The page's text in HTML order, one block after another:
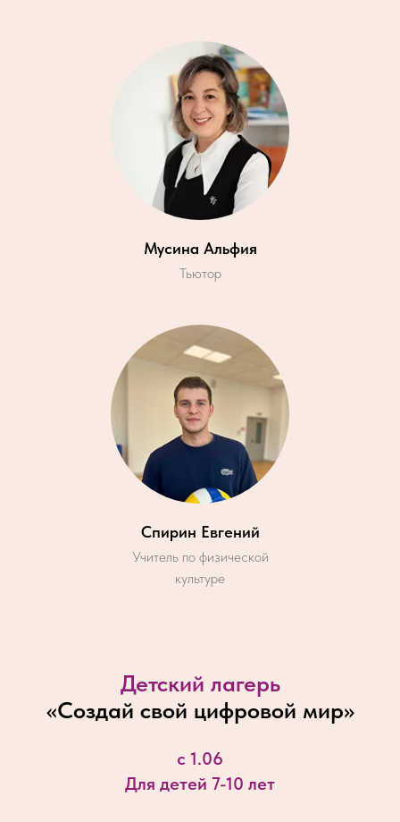
Мусина Альфия
Тьютор
Спирин Евгений
Учитель по физической
культуре
Детский лагерь
«Создай свой цифровой мир»
с 1.06
Для детей 7-10 лет